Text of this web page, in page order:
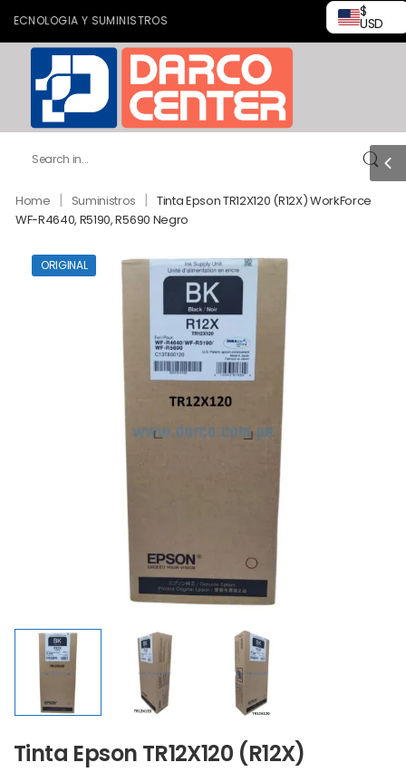
Y SUMINISTROS
$
USD
Home | Suministros | Tinta Epson TR12X120 (R12X) WorkForce
WF-R4640, R5190, R5690 Negro
ORIGINAL
Tinta Epson TR12X120 (R12X)